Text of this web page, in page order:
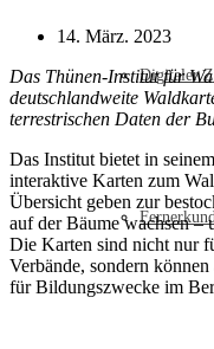
Digitaler
14. März. 2023
Das Thünen-Institut für
deutschlandweite
terrestrischen Daten der
Das Institut bietet in
interaktive Karten zum
Übersicht geben zur
auf der Bäume wachsen –
Die Karten sind nicht nur
Verbände, sondern
für Bildungszwecke im